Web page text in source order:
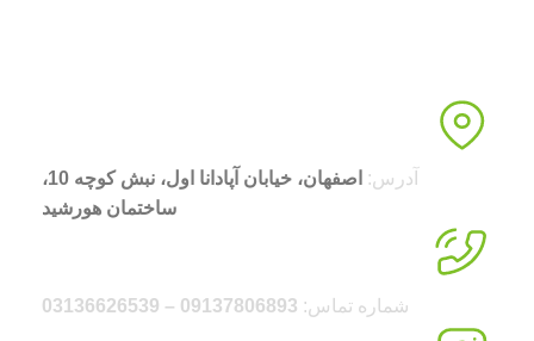
آدرس:
اصفهان، خیابان آپادانا اول، نبش کوچه 10،
ساختمان هورشید
شماره تماس: 09137806893 – 03136626539